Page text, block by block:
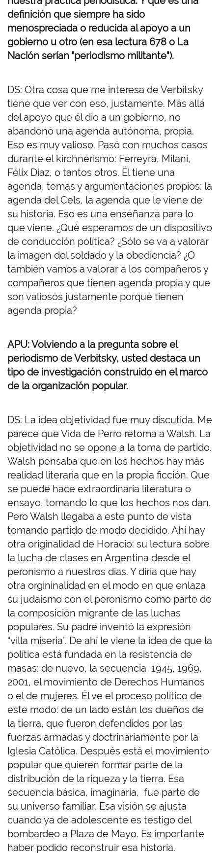
definición que siempre ha sido
menospreciada o reducida al apoyo a un
gobierno u otro (en esa lectura 678 o La
Nación serían "periodismo militante").
DS: Otra cosa que me interesa de Verbitsky
tiene que ver con eso, justamente. Más allá
del apoyo que él dio a un gobierno, no
abandonó una agenda autónoma, propia.
Eso es muy valioso. Pasó con muchos casos
durante el kirchnerismo: Ferreyra, Milani,
Félix Díaz, o tantos otros. Él tiene una
agenda, temas y argumentaciones propios: la
agenda del Cels, la agenda que le viene de
su historia. Eso es una enseñanza para lo
que viene. ¿Qué esperamos de un dispositivo
de conducción política? ¿Sólo se va a valorar
la imagen del soldado y la obediencia? ¿O
también vamos a valorar a los compañeros y
compañeros que tienen agenda propia y que
son valiosos justamente porque tienen
agenda propia?
APU: Volviendo a la pregunta sobre el
periodismo de Verbitsky, usted destaca un
tipo de investigación construido en el marco
de la organización popular.
DS: La idea objetividad fue muy discutida. Me
parece que Vida de Perro retoma a Walsh. La
objetividad no se opone a la toma de partido.
Walsh pensaba que en los hechos hay más
realidad literaria que en la propia ficción. Que
se puede hace extraordinaria literatura o
ensayo, tomando lo que los hechos nos dan.
Pero Walsh llegaba a este punto de vista
tomando partido de modo decidido. Ahí hay
otra originalidad de Horacio: su lectura sobre
la lucha de clases en Argentina desde el
peronismo a nuestros días. Y diría que hay
otra orgininalidad en el modo en que enlaza
su judaismo con el peronismo como parte de
la composición migrante de las luchas
populares. Su padre inventó la expresión
“villa miseria”. De ahí le viene la idea de que la
política está fundada en la resistencia de
masas: de nuevo, la secuencia 1945, 1969,
2001, el movimiento de Derechos Humanos
o el de mujeres. Él ve el proceso político de
este modo: de un lado están los dueños de
la tierra, que fueron defendidos por las
fuerzas armadas y doctrinariamente por la
Iglesia Católica. Después está el movimiento
popular que quieren formar parte de la
distribución de la riqueza y la tierra. Esa
secuencia básica, imaginaria, fue parte de
su universo familiar. Esa visión se ajusta
cuando ya de adolescente es testigo del
bombardeo a Plaza de Mayo. Es importante
haber podido reconstruir esa historia.